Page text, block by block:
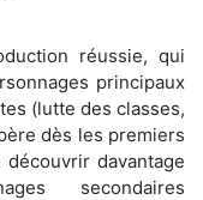
réussie, qui
principaux
(lutte des classes,
dès les premiers
découvrir davantage
secondaires